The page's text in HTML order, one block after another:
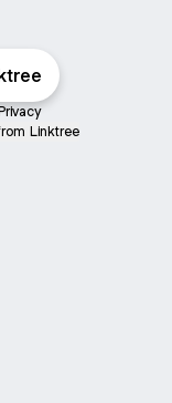
Linktree